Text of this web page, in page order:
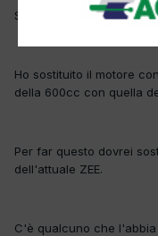
Salve a tutti, possiedo
Ho sostituito il motore
della 600cc con quella
Per far questo dovrei
dell'attuale ZEE.
C'è qualcuno che